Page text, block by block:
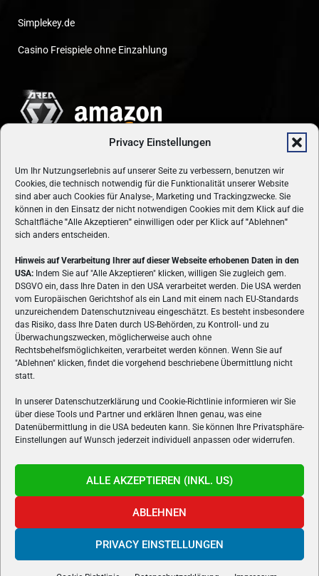
Privacy Einstellungen
Um Ihr Nutzungserlebnis auf unserer Seite zu verbessern, benutzen wir
Cookies, die technisch notwendig für die Funktionalität unserer Website
sind aber auch Cookies für Analyse-, Marketing und Trackingzwecke. Sie
können in den Einsatz der nicht notwendigen Cookies mit dem Klick auf die
Schaltfläche "Alle Akzeptieren" einwilligen oder per Klick auf"Ablehnen"
sich anders entscheiden.
Hinweis auf Verarbeitung Ihrer auf dieser Webseite erhobenen Daten in den
USA: Indem Sie auf "Alle Akzeptieren" klicken, willigen Sie zugleich gem.
DSGVO ein, dass Ihre Daten in den USA verarbeitet werden. Die USA werden
vom Europäischen Gerichtshof als ein Land mit einem nach EU-Standards
unzureichendem Datenschutzniveau eingeschätzt. Es besteht insbesondere
das Risiko, dass Ihre Daten durch US-Behörden, zu Kontroll- und zu
Überwachungszwecken, möglicherweise auch ohne
Rechtsbehelfsmöglichkeiten, verarbeitet werden können. Wenn Sie auf
"Ablehnen" klicken, findet die vorgehend beschriebene Übermittlung nicht
statt.
In unserer Datenschutzerklärung und Cookie-Richtlinie informieren wir Sie
über diese Tools und Partner und erklären Ihnen genau, was eine
Datenübermittlung in die USA bedeuten kann. Sie können Ihre Privatsphäre-
Einstellungen auf Wunsch jederzeit individuell anpassen oder widerrufen.
ALLE AKZEPTIEREN (INKL. US)
ABLEHNEN
PRIVACY EINSTELLUNGEN
Simplekey.de
Casino Freispiele ohne Einzahlung
ÜBER UNS
VON GAMERN, FÜR GAMER! Gamers.at ist das älteste Online-
Spielemagazin Österreichs und bringt täglich aktuelle News,
Reviews und Videos zu PC- und Konsolenspielen, Gaming-
Hardware und aus der Welt des e-Sport's.
FOLGE UNS
Gamers.at v6 © 1999-2024 All Rights Reserved -Kontakt|Impressum|
Datenschutzerklärung
- Developed by